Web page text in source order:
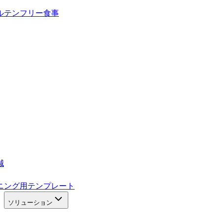
テンフリー食事
ング用テンプレート
ソリューション